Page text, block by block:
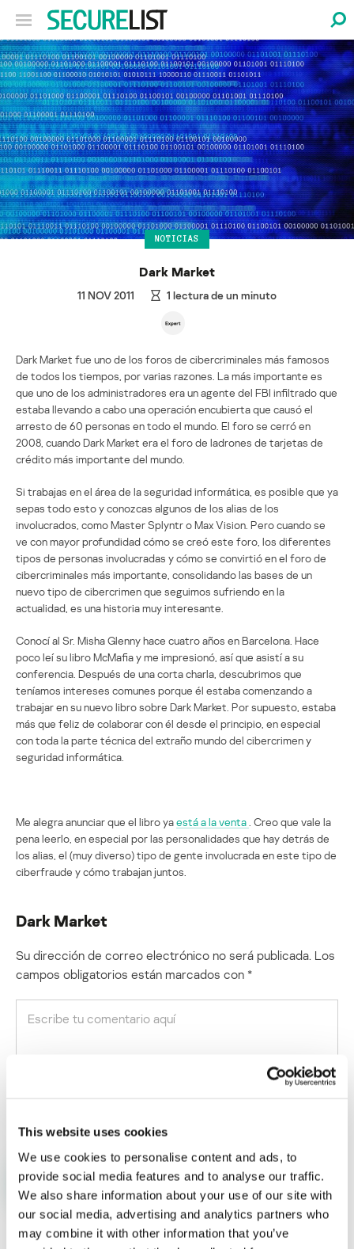
This website uses cookies
We use cookies to personalise content and ads, to
provide social media features and to analyse our traffic.
We also share information about your use of our site with
our social media, advertising and analytics partners who
may combine it with other information that you’ve
NOTICIAS
Dark Market
11 NOV 2011 1 lectura de un minuto
Dark Market fue uno de los foros de cibercriminales más famosos
de todos los tiempos, por varias razones. La más importante es
que uno de los administradores era un agente del FBI infiltrado que
estaba llevando a cabo una operación encubierta que causó el
arresto de 60 personas en todo el mundo. El foro se cerró en
2008, cuando Dark Market era el foro de ladrones de tarjetas de
crédito más importante del mundo.
Si trabajas en el área de la seguridad informática, es posible que ya
sepas todo esto y conozcas algunos de los alias de los
involucrados, como Master Splyntr o Max Vision. Pero cuando se
ve con mayor profundidad cómo se creó este foro, los diferentes
tipos de personas involucradas y cómo se convirtió en el foro de
cibercriminales más importante, consolidando las bases de un
nuevo tipo de cibercrimen que seguimos sufriendo en la
actualidad, es una historia muy interesante.
Conocí al Sr. Misha Glenny hace cuatro años en Barcelona. Hace
poco leí su libro McMafia y me impresionó, así que asistí a su
conferencia. Después de una corta charla, descubrimos que
teníamos intereses comunes porque él estaba comenzando a
trabajar en su nuevo libro sobre Dark Market. Por supuesto, estaba
más que feliz de colaborar con él desde el principio, en especial
con toda la parte técnica del extraño mundo del cibercrimen y
seguridad informática.
Me alegra anunciar que el libro yaestá a la venta . Creo que vale la
pena leerlo, en especial por las personalidades que hay detrás de
los alias, el (muy diverso) tipo de gente involucrada en este tipo de
ciberfraude y cómo trabajan juntos.
Dark Market
Su dirección de correo electrónico no será publicada. Los
campos obligatorios están marcados con *